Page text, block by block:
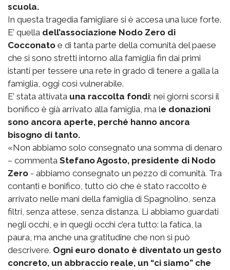
scuola.
In questa tragedia famigliare si è accesa una luce forte.
E’ quella dell’associazione Nodo Zero di
Cocconato e di tanta parte della comunità del paese
che si sono stretti intorno alla famiglia fin dai primi
istanti per tessere una rete in grado di tenere a galla la
famiglia, oggi così vulnerabile.
E’ stata attivata una raccolta fondi; nei giorni scorsi il
bonifico è già arrivato alla famiglia, ma le donazioni
sono ancora aperte, perché hanno ancora
bisogno di tanto.
«Non abbiamo solo consegnato una somma di denaro
– commenta Stefano Agosto, presidente di Nodo
Zero - abbiamo consegnato un pezzo di comunità. Tra
contanti e bonifico, tutto ciò che è stato raccolto è
arrivato nelle mani della famiglia di Spagnolino, senza
filtri, senza attese, senza distanza. Li abbiamo guardati
negli occhi, e in quegli occhi c’era tutto: la fatica, la
paura, ma anche una gratitudine che non si può
descrivere. Ogni euro donato è diventato un gesto
concreto, un abbraccio reale, un “ci siamo” che